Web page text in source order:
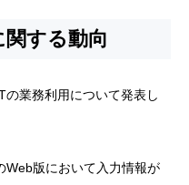
する動向
業務利用について発表し
Web版において入力情報が